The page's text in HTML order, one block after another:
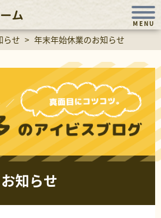
ム
MENU
らせ > 年末年始休業のお知らせ
お知らせ